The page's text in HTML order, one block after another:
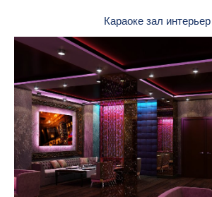
Караоке зал интерьер